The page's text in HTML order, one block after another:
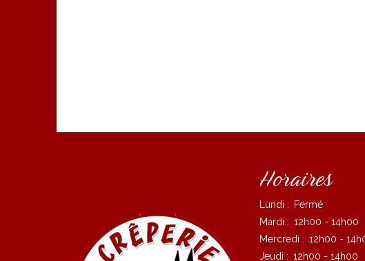
Horaires
Lundi :
Fermé
Mardi : 12h00 - 14h00
Mercredi : 12h00 -
Jeudi : 12h00 - 14h00